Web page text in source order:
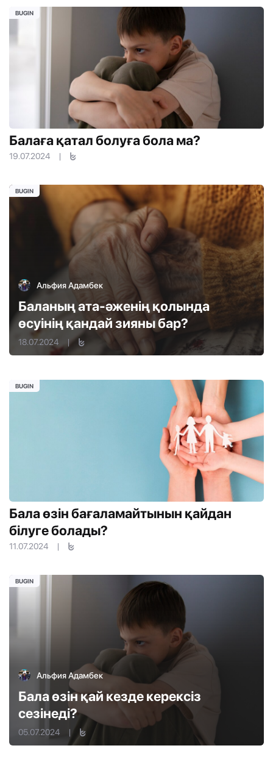
Балаға қатал болуға бола ма?
19.07.2024 |
BUGIN
Альфия Адамбек
Баланың ата-әженің қолында
өсуінің қандай зияны бар?
18.07.2024 |
BUGIN
Бала өзін бағаламайтынын қайдан
білуге болады?
11.07.2024 |
BUGIN
Альфия Адамбек
Бала өзін қай кезде керексіз
сезінеді?
05.07.2024 |
BUGIN